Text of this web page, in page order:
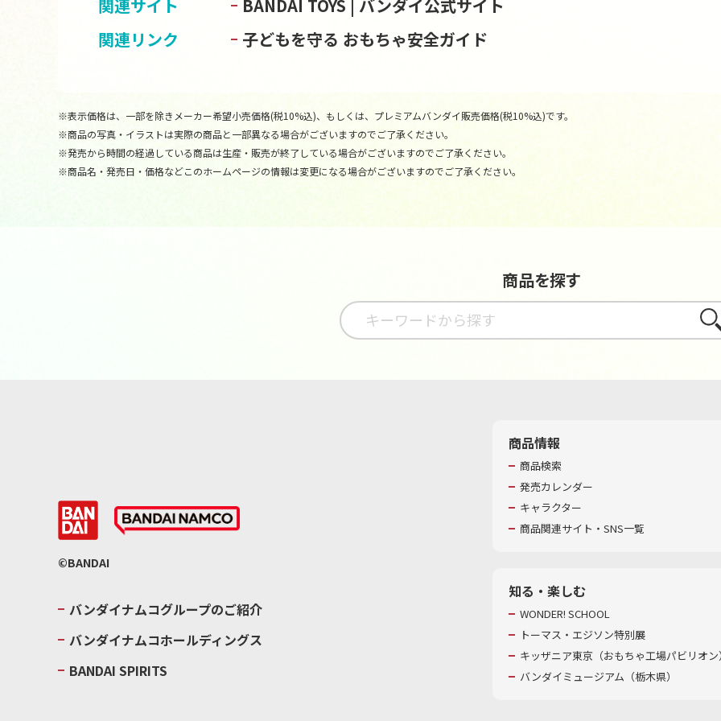
関連サイト
BANDAI TOYS | バンダイ公式サイト
関連リンク
子どもを守る おもちゃ安全ガイド
※表示価格は、一部を除きメーカー希望小売価格(税10%込)、もしくは、プレミアムバンダイ販売価格(税10%込)です。
※商品の写真・イラストは実際の商品と一部異なる場合がございますのでご了承ください。
※発売から時間の経過している商品は生産・販売が終了している場合がございますのでご了承ください。
※商品名・発売日・価格などこのホームページの情報は変更になる場合がございますのでご了承ください。
商品を探す
さが
©BANDAI
バンダイナムコグループのご紹介
バンダイナムコホールディングス
BANDAI SPIRITS
商品情報
商品検索
発売カレンダー
キャラクター
商品関連サイト・SNS一覧
知る・楽しむ
WONDER! SCHOOL
トーマス・エジソン特別展
キッザニア東京（おもちゃ工場パビリオ
バンダイミュージアム（栃木県）